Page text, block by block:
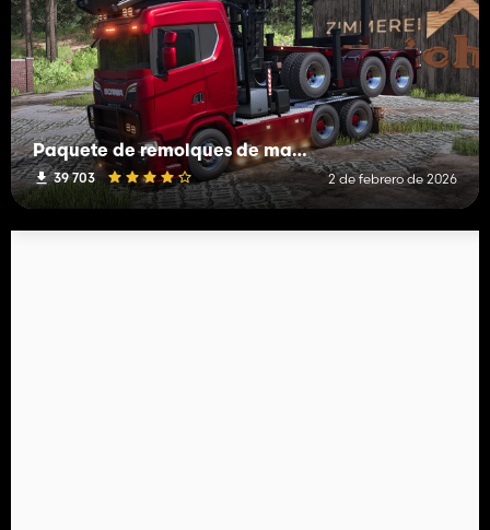
Paquete de remolques de madera para camiones
39 703 2 de febrero de 2026